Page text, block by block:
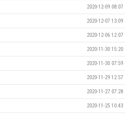
2020-12-09 08:07
2020-12-07 13:09
2020-12-06 12:07
2020-11-30 15:20
2020-11-30 07:59
2020-11-29 12:57
2020-11-27 07:28
2020-11-25 10:43